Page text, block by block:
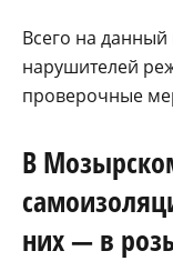
Всего на
нарушителей
проверочные
В
них — в